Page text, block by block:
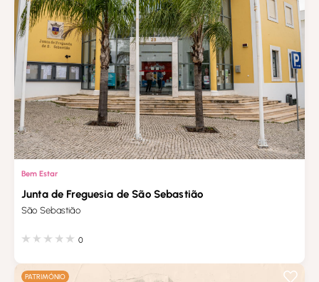
Bem Estar
Junta de Freguesia de São Sebastião
São Sebastião
0
PATRIMÓNIO